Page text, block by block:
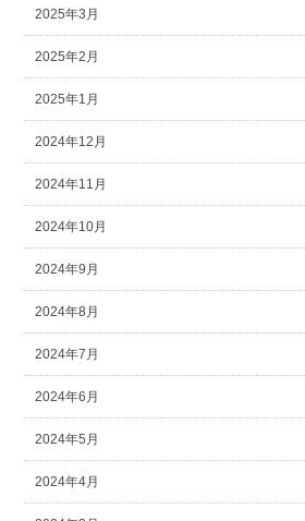
2025年3月
2025年2月
2025年1月
2024年12月
2024年11月
2024年10月
2024年9月
2024年8月
2024年7月
2024年6月
2024年5月
2024年4月